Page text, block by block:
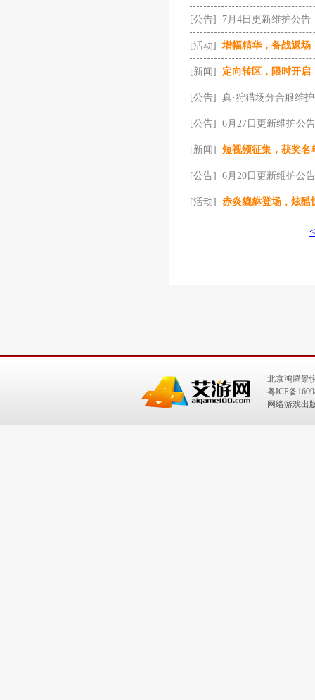
[公告] 7月4日更新维护公告
[活动] 增幅精华，备战返场
[新闻] 定向转区，限时开启
[公告] 真·狩猎场分合服维
[公告] 6月27日更新维护公告
[新闻] 短视频征集，获奖名
[公告] 6月20日更新维护公告
[活动] 赤炎貔貅登场，炫酷
<
北京鸿腾景
粤ICP备
网络游戏出